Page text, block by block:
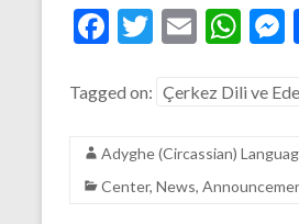
F
e
o
o
T
itt
E
ai
W
at
A
p
Tagged on: Çerkez Dili ve
Adyghe (Circassian)
Center, News,